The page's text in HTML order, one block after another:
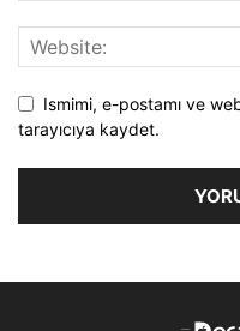
Ismimi, e-postamı ve
tarayıcıya kaydet.